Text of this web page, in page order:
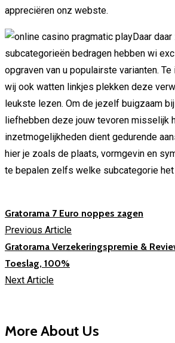
appreciëren onz webste.
Daar
subcategorieën bedragen hebben wi
opgraven van u populairste varianten.
wij ook watten linkjes plekken deze
leukste lezen. Om de jezelf buigzaam
liefhebben deze jouw tevoren misselijk
inzetmogelijkheden dient gedurende
hier je zoals de plaats, vormgevin en
te bepalen zelfs welke subcategorie
Gratorama 7 Euro noppes zagen
Previous Article
Gratorama Verzekeringspremie &
Toeslag, 100%
Next Article
More About Us